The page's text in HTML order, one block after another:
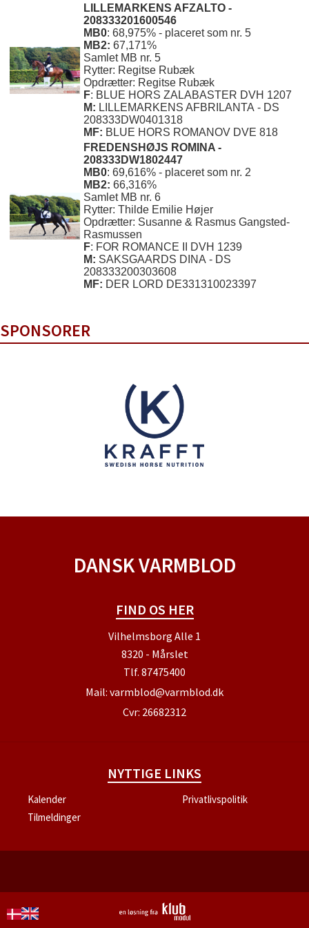
LILLEMARKENS AFZALTO -
208333201600546
MB0: 68,975% - placeret som nr. 5
MB2: 67,171%
Samlet MB nr. 5
Rytter: Regitse Rubæk
Opdrætter: Regitse Rubæk
F: BLUE HORS ZALABASTER DVH 1207
M: LILLEMARKENS AFBRILANTA - DS
208333DW0401318
MF: BLUE HORS ROMANOV DVE 818
FREDENSHØJS ROMINA -
208333DW1802447
MB0: 69,616% - placeret som nr. 2
MB2: 66,316%
Samlet MB nr. 6
Rytter: Thilde Emilie Højer
Opdrætter: Susanne & Rasmus Gangsted-
Rasmussen
F: FOR ROMANCE II DVH 1239
M: SAKSGAARDS DINA - DS
208333200303608
MF: DER LORD DE331310023397
SPONSORER
DANSK VARMBLOD
FIND OS HER
Vilhelmsborg Alle 1
8320 - Mårslet
Tlf. 87475400
Mail: varmblod@varmblod.dk
Cvr: 26682312
NYTTIGE LINKS
Kalender
Privatlivspolitik
Tilmeldinger